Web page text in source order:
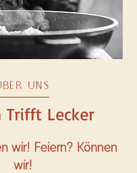
uns
Trifft Lecker
wir! Feiern? Können
wir!